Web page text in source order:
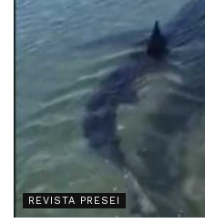
REVISTA PRESEI